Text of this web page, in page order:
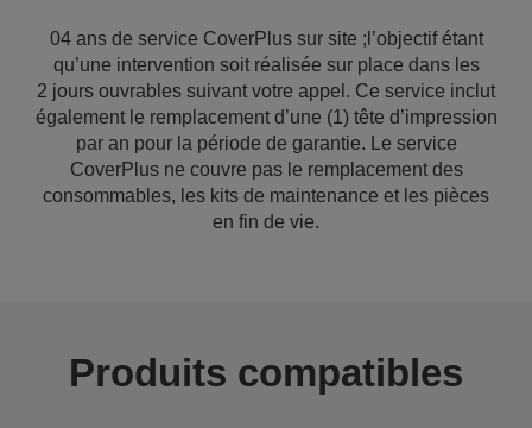
04 ans de service CoverPlus sur site ;l’objectif étant
qu’une intervention soit réalisée sur place dans les
2 jours ouvrables suivant votre appel. Ce service inclut
également le remplacement d’une (1) tête d’impression
par an pour la période de garantie. Le service
CoverPlus ne couvre pas le remplacement des
consommables, les kits de maintenance et les pièces
en fin de vie.
Produits compatibles